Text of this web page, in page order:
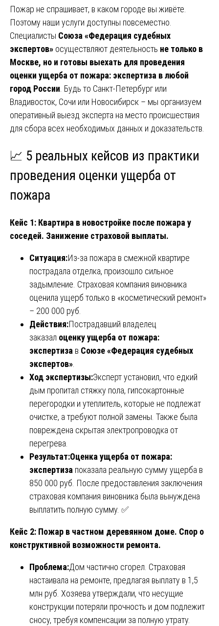
Пожар не спрашивает, в каком городе вы живёте.
Поэтому наши услуги доступны повсеместно.
Специалисты Союза «Федерация судебных
экспертов» осуществляют деятельность не только в
Москве, но и готовы выехать для проведения
оценки ущерба от пожара: экспертиза в любой
город России. Будь то Санкт-Петербург или
Владивосток, Сочи или Новосибирск – мы организуем
оперативный выезд эксперта на место происшествия
для сбора всех необходимых данных и доказательств.
📈 5 реальных кейсов из практики
проведения оценки ущерба от
пожара
Кейс 1: Квартира в новостройке после пожара у
соседей. Занижение страховой выплаты.
Ситуация:Из-за пожара в смежной квартире
пострадала отделка, произошло сильное
задымление. Страховая компания виновника
оценила ущерб только в «косметический ремонт»
– 200 000 руб.
Действия:Пострадавший владелец
заказал оценку ущерба от пожара:
экспертиза в Союзе «Федерация судебных
экспертов»
Ход экспертизы:Эксперт установил, что едкий
дым пропитал стяжку пола, гипсокартонные
перегородки и утеплитель, которые не подлежат
очистке, а требуют полной замены. Также была
повреждена скрытая электропроводка от
перегрева.
Результат:Оценка ущерба от пожара:
экспертиза показала реальную сумму ущерба в
850 000 руб. После предоставления заключения
страховая компания виновника была вынуждена
выплатить полную сумму. ✅
Кейс 2: Пожар в частном деревянном доме. Спор о
конструктивной возможности ремонта.
Проблема:Дом частично сгорел. Страховая
настаивала на ремонте, предлагая выплату в 1,5
млн руб. Хозяева утверждали, что несущие
конструкции потеряли прочность и дом подлежит
сносу, требуя компенсации за полную утрату.